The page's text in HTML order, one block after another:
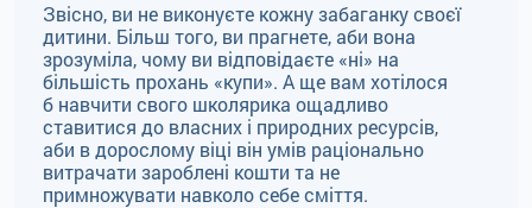
Звісно, ви не виконуєте кожну забаганку своєї
дитини. Більш того, ви прагнете, аби вона
зрозуміла, чому ви відповідаєте «ні» на
більшість прохань «купи». А ще вам хотілося
б навчити свого школярика ощадливо
ставитися до власних і природних ресурсів,
аби в дорослому віці він умів раціонально
витрачати зароблені кошти та не
примножувати навколо себе сміття.